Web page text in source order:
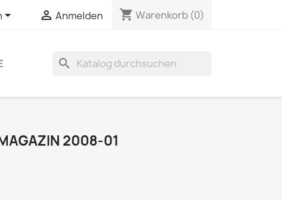
  Anmelden shopping_cart Warenkorb (0)
search
2008-01